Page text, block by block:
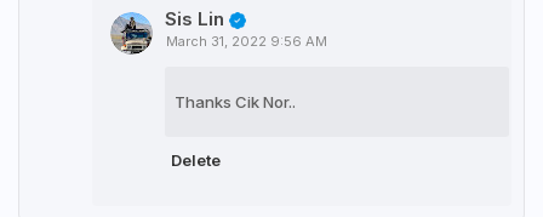
Sis Lin
March 31, 2022 9:56 AM
Thanks Cik Nor..
Delete